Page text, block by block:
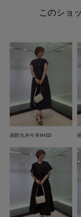
このショ
函館丸井今井INED